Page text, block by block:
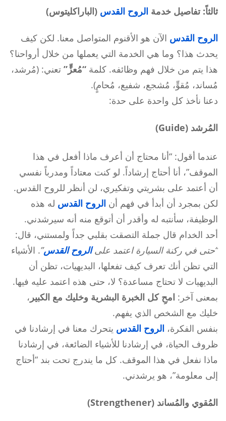
ثالثاً: تفاصيل خدمة الروح القدس (الباراكليتوس)
الروح القدس الآن هو الأقنوم المتواصل معنا. لكن كيف
يحدث هذا؟ وما هي الخدمة التي يعملها من خلال أرواحنا؟
هذا يتم من خلال فهم وظائفه. كلمة “مُعزٍّ” تعني: (مُرشد،
مُساند، مُقوٍّ، مُشجع، شفيع، مُحامٍ).
دعنا نأخذ كل واحدة على حدة:
المُرشد (Guide)
عندما أقول: “أنا محتاج أن أعرف ماذا أفعل في هذا
الموقف”، أنا أحتاج إرشاداً. لو كنت معتاداً ومدرباً نفسي
أن أعتمد على بشريتي وتفكيري، لن أنظر للروح القدس.
لكن بمجرد أن أبدأ في فهم أن الروح القدس له هذه
الوظيفة، سأنتبه له وأقدر أن أتوقع منه أنه سيرشدني.
أحد الخدام قال جملة التصقت بقلبي جداً ولمستني، قال:
“حتى في ركنة السيارة اعتمد علىالروح القدس”. الأشياء
التي تظن أنك تعرف كيف تفعلها، البديهيات، تظن أن
البديهيات لا تحتاج مساعدة؟ لا، حتى هذه اعتمد عليه فيها.
بمعنى آخر: امحِ كل الخبرة البشرية وخليك مع الكبير ،
خليك مع الشخص الذي يفهم.
بنفس الفكرة، الروح القدس يتحرك معنا في إرشادنا في
ظروف الحياة، في إرشادنا للأشياء الضائعة، في إرشادنا
ماذا نفعل في هذا الموقف. كل ما يندرج تحت بند “أحتاج
إلى معلومة”، هو يرشدني.
المُقوي والمُساند (Strengthener)